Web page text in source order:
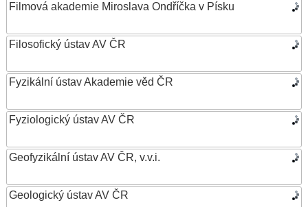
Filmová akademie Miroslava Ondříčka v Písku
Filosofický ústav AV ČR
Fyzikální ústav Akademie věd ČR
Fyziologický ústav AV ČR
Geofyzikální ústav AV ČR, v.v.i.
Geologický ústav AV ČR